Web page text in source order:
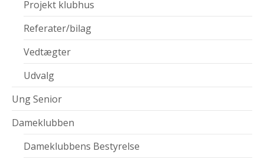
Projekt klubhus
Referater/bilag
Vedtægter
Udvalg
Ung Senior
Dameklubben
Dameklubbens Bestyrelse